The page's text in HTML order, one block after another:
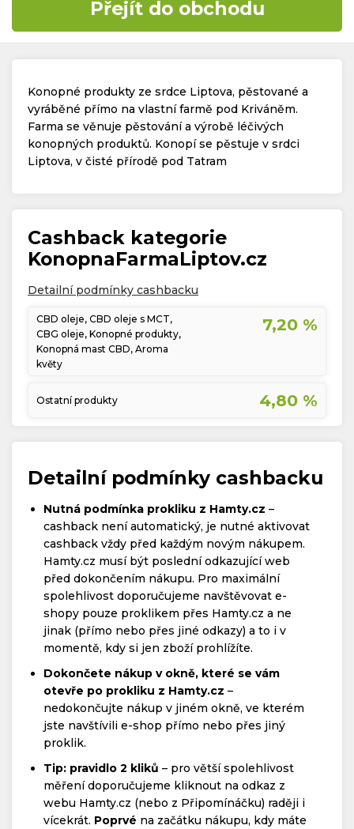
Kontakt
Copyright © 2019 - 2026. Všechna práva vyhrazena.
Přejít do obchodu
Konopné produkty ze srdce Liptova, pěstované a
vyráběné přímo na vlastní farmě pod Kriváněm.
Farma se věnuje pěstování a výrobě léčivých
konopných produktů. Konopí se pěstuje v srdci
Liptova, v čisté přírodě pod Tatram
Cashback kategorie
KonopnaFarmaLiptov.cz
Detailní podmínky cashbacku
CBD oleje, CBD oleje s MCT,
CBG oleje, Konopné produkty,
Konopná mast CBD, Aroma
květy
7,20 %
Ostatní produkty 4,80 %
Detailní podmínky cashbacku
Nutná podmínka prokliku z Hamty.cz –
cashback není automatický, je nutné aktivovat
cashback vždy před každým novým nákupem.
Hamty.cz musí být poslední odkazující web
před dokončením nákupu. Pro maximální
spolehlivost doporučujeme navštěvovat e-
shopy pouze proklikem přes Hamty.cz a ne
jinak (přímo nebo přes jiné odkazy) a to i v
momentě, kdy si jen zboží prohlížíte.
Dokončete nákup v okně, které se vám
otevře po prokliku z Hamty.cz –
nedokončujte nákup v jiném okně, ve kterém
jste navštívili e-shop přímo nebo přes jiný
proklik.
Tip: pravidlo 2 kliků – pro větší spolehlivost
měření doporučujeme kliknout na odkaz z
webu Hamty.cz (nebo z Připomínáčku) raději i
vícekrát. Poprvé na začátku nákupu, kdy máte